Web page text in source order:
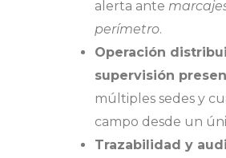
alerta ante
perímetro.
Operación
supervisión
múltiples sedes y
campo desde un
Trazabilidad y